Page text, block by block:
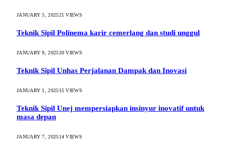
JANUARY 5, 202521VIEWS
Teknik Sipil Polinema karir cemerlang dan studi unggul
JANUARY 9, 202520VIEWS
Teknik Sipil Unhas Perjalanan Dampak dan Inovasi
JANUARY 1, 202515VIEWS
Teknik Sipil Unej mempersiapkan insinyur inovatif untuk
masa depan
JANUARY 7, 202514VIEWS